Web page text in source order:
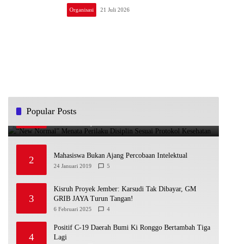
Organisasi 21 Juli 2026
Popular Posts
1
Protokol Kesehatan
2 Mahasiswa Bukan Ajang Percobaan Intelektual
24 Januari 2019 5
3
Kisruh Proyek Jember: Karsudi Tak Dibayar, GM
GRIB JAYA Turun Tangan!
6 Februari 2025 4
4
Positif C-19 Daerah Bumi Ki Ronggo Bertambah Tiga
Lagi